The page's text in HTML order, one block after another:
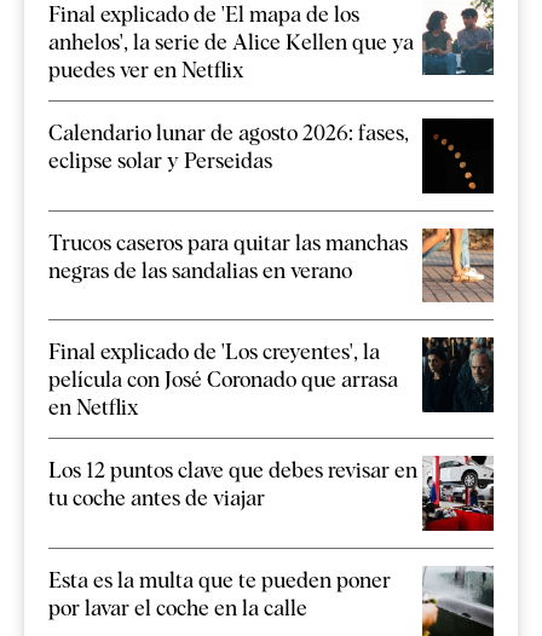
Final explicado de 'El mapa de los
anhelos', la serie de Alice Kellen que ya
puedes ver en Netflix
Calendario lunar de agosto 2026: fases,
eclipse solar y Perseidas
Trucos caseros para quitar las manchas
negras de las sandalias en verano
Final explicado de 'Los creyentes', la
película con José Coronado que arrasa
en Netflix
Los 12 puntos clave que debes revisar en
tu coche antes de viajar
Esta es la multa que te pueden poner
por lavar el coche en la calle